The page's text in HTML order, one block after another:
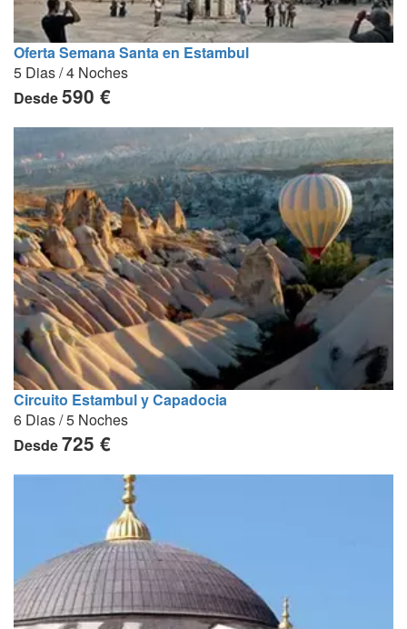
Oferta Semana Santa en Estambul
5 Dias / 4 Noches
Desde590 €
Circuito Estambul y Capadocia
6 Dias / 5 Noches
Desde725 €